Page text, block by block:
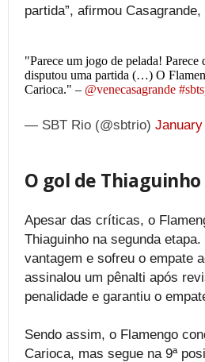
partida”, afirmou
"Parece um jogo de pelada!
disputou uma partida (…) O
Carioca." – @venecasagrande
— SBT Rio (@sbtrio)
O gol de
Apesar das críticas, o
Thiaguinho na segunda
vantagem e sofreu o empate
assinalou um pênalti após
penalidade e garantiu o
Sendo assim, o Flamengo
Carioca, mas segue na 9ª